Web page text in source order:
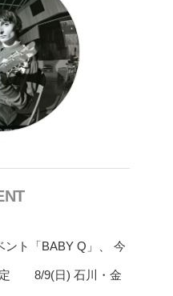
ント「BABY Q」、 今
定 8/9(日) 石川・金